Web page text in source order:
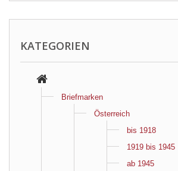
KATEGORIEN
Briefmarken
Österreich
bis 1918
1919 bis 1945
ab 1945